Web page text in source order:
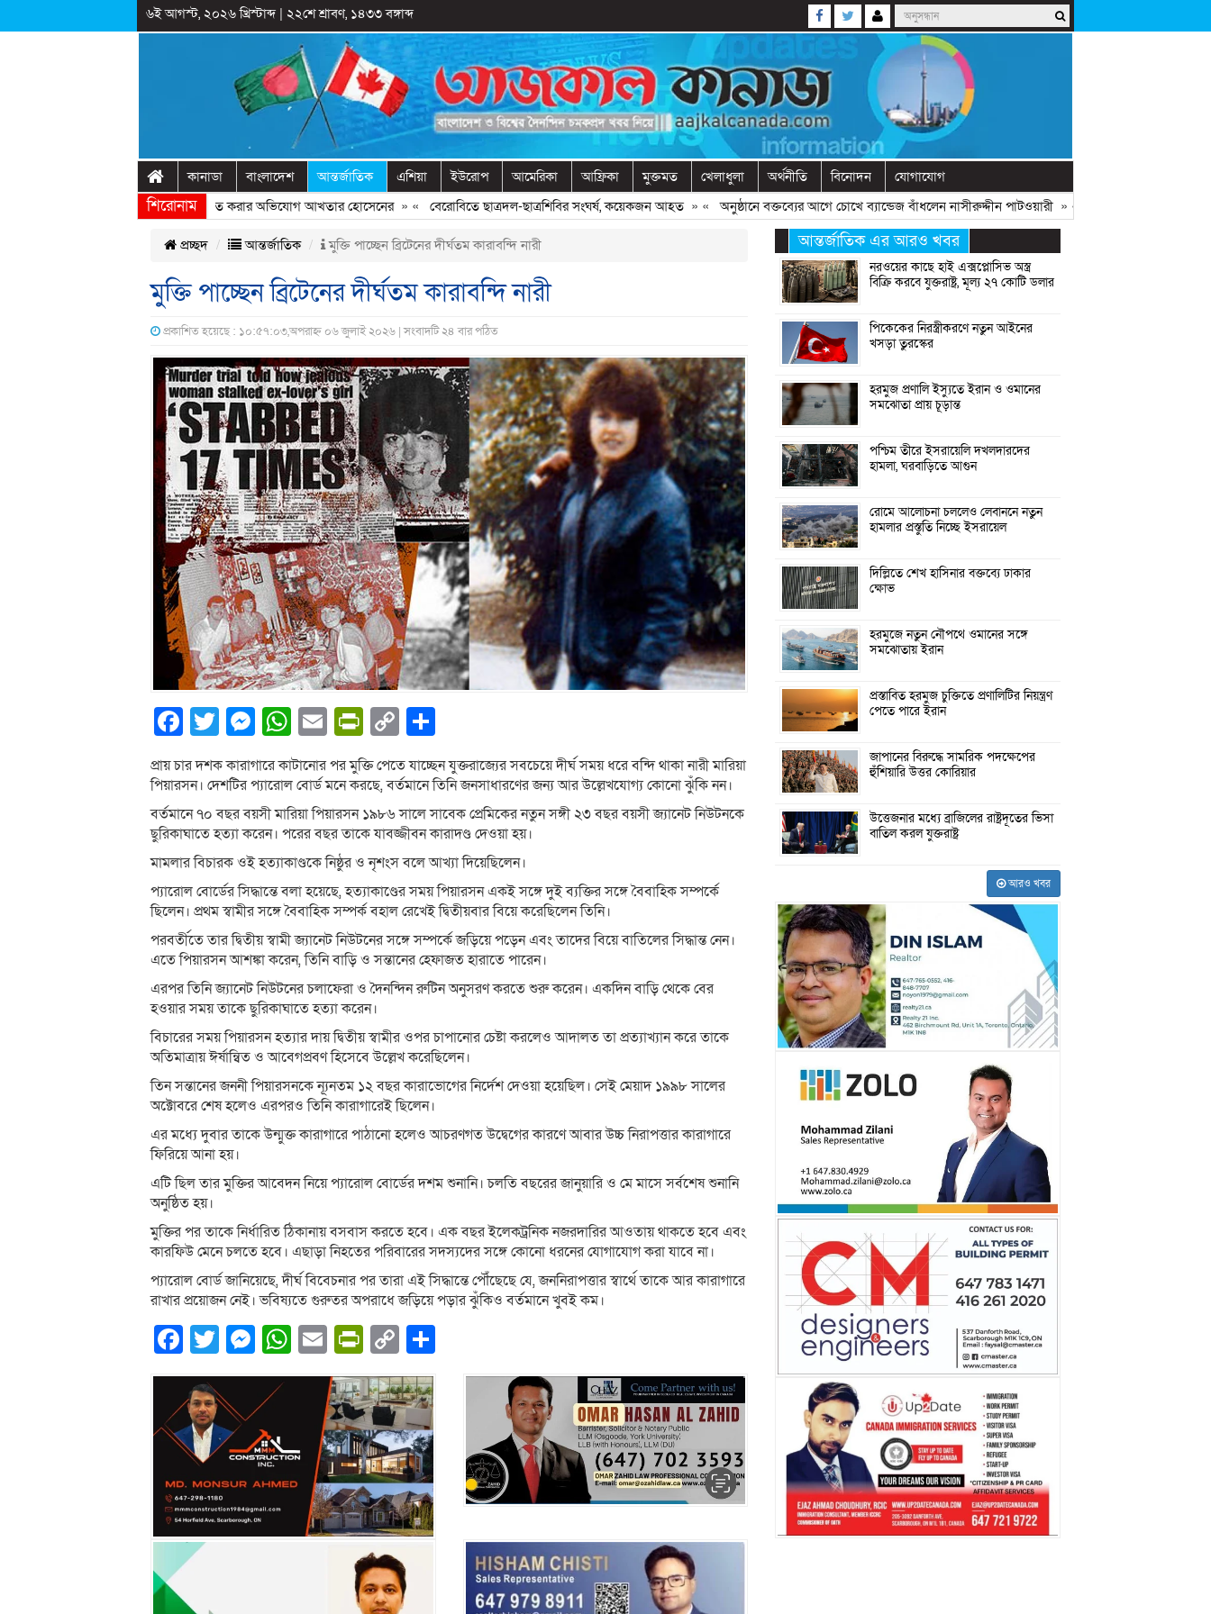
৬ই আগস্ট, ২০২৬ খ্রিস্টাব্দ| ২২শে শ্রাবণ, ১৪৩৩ বঙ্গাব্দ
কানাডা বাংলাদেশ আন্তর্জাতিক এশিয়া ইউরোপ আমেরিকা আফ্রিকা মুক্তমত খেলাধুলা অর্থনীতি বিনোদন যোগাযোগ
শিরোনাম
অনুষ্ঠানের প্রামাণ্যচিত্রে ইতিহাস বিকৃত করার অভিযোগ আখতার হোসেনের» « বেরোবিতে ছাত্রদল-ছাত্রশিবির সংঘর্ষ, কয়েকজন আহত» « অনুষ্ঠানে বক্তব্যের আগে চোখে ব্যান্ডেজ বাঁধলেন নাসীরুদ্দীন পাটওয়ারী» « দেশে নতুন দলের আত্মপ্রকাশ,
প্রচ্ছদ আন্তর্জাতিক মুক্তি পাচ্ছেন ব্রিটেনের দীর্ঘতম কারাবন্দি নারী
মুক্তি পাচ্ছেন ব্রিটেনের দীর্ঘতম কারাবন্দি নারী
প্রকাশিত হয়েছে : ১০:৫৭:০৩,অপরাহ্ন ০৬ জুলাই ২০২৬ | সংবাদটি ২৪ বার পঠিত
Facebook
Twitter
Messenger
WhatsApp
EmailPrintFriendly
Copy
Link
প্রায় চার দশক কারাগারে কাটানোর পর মুক্তি পেতে যাচ্ছেন যুক্তরাজ্যের সবচেয়ে দীর্ঘ সময় ধরে বন্দি থাকা নারী মারিয়া
পিয়ারসন। দেশটির প্যারোল বোর্ড মনে করছে, বর্তমানে তিনি জনসাধারণের জন্য আর উল্লেখযোগ্য কোনো ঝুঁকি নন।
বর্তমানে ৭০ বছর বয়সী মারিয়া পিয়ারসন ১৯৮৬ সালে সাবেক প্রেমিকের নতুন সঙ্গী ২৩ বছর বয়সী জ্যানেট নিউটনকে
ছুরিকাঘাতে হত্যা করেন। পরের বছর তাকে যাবজ্জীবন কারাদণ্ড দেওয়া হয়।
মামলার বিচারক ওই হত্যাকাণ্ডকে নিষ্ঠুর ও নৃশংস বলে আখ্যা দিয়েছিলেন।
প্যারোল বোর্ডের সিদ্ধান্তে বলা হয়েছে, হত্যাকাণ্ডের সময় পিয়ারসন একই সঙ্গে দুই ব্যক্তির সঙ্গে বৈবাহিক সম্পর্কে
ছিলেন। প্রথম স্বামীর সঙ্গে বৈবাহিক সম্পর্ক বহাল রেখেই দ্বিতীয়বার বিয়ে করেছিলেন তিনি।
পরবর্তীতে তার দ্বিতীয় স্বামী জ্যানেট নিউটনের সঙ্গে সম্পর্কে জড়িয়ে পড়েন এবং তাদের বিয়ে বাতিলের সিদ্ধান্ত নেন।
এতে পিয়ারসন আশঙ্কা করেন, তিনি বাড়ি ও সন্তানের হেফাজত হারাতে পারেন।
এরপর তিনি জ্যানেট নিউটনের চলাফেরা ও দৈনন্দিন রুটিন অনুসরণ করতে শুরু করেন। একদিন বাড়ি থেকে বের
হওয়ার সময় তাকে ছুরিকাঘাতে হত্যা করেন।
বিচারের সময় পিয়ারসন হত্যার দায় দ্বিতীয় স্বামীর ওপর চাপানোর চেষ্টা করলেও আদালত তা প্রত্যাখ্যান করে তাকে
অতিমাত্রায় ঈর্ষান্বিত ও আবেগপ্রবণ হিসেবে উল্লেখ করেছিলেন।
তিন সন্তানের জননী পিয়ারসনকে ন্যূনতম ১২ বছর কারাভোগের নির্দেশ দেওয়া হয়েছিল। সেই মেয়াদ ১৯৯৮ সালের
অক্টোবরে শেষ হলেও এরপরও তিনি কারাগারেই ছিলেন।
এর মধ্যে দুবার তাকে উন্মুক্ত কারাগারে পাঠানো হলেও আচরণগত উদ্বেগের কারণে আবার উচ্চ নিরাপত্তার কারাগারে
ফিরিয়ে আনা হয়।
এটি ছিল তার মুক্তির আবেদন নিয়ে প্যারোল বোর্ডের দশম শুনানি। চলতি বছরের জানুয়ারি ও মে মাসে সর্বশেষ শুনানি
অনুষ্ঠিত হয়।
মুক্তির পর তাকে নির্ধারিত ঠিকানায় বসবাস করতে হবে। এক বছর ইলেকট্রনিক নজরদারির আওতায় থাকতে হবে এবং
কারফিউ মেনে চলতে হবে। এছাড়া নিহতের পরিবারের সদস্যদের সঙ্গে কোনো ধরনের যোগাযোগ করা যাবে না।
প্যারোল বোর্ড জানিয়েছে, দীর্ঘ বিবেচনার পর তারা এই সিদ্ধান্তে পৌঁছেছে যে, জননিরাপত্তার স্বার্থে তাকে আর কারাগারে
রাখার প্রয়োজন নেই। ভবিষ্যতে গুরুতর অপরাধে জড়িয়ে পড়ার ঝুঁকিও বর্তমানে খুবই কম।
Facebook
Twitter
Messenger
WhatsApp
EmailPrintFriendly
Copy
Link
আন্তর্জাতিক এর আরও খবর
নরওয়ের কাছে হাই এক্সপ্লোসিভ অস্ত্র
বিক্রি করবে যুক্তরাষ্ট্র, মূল্য ২৭ কোটি ডলার
পিকেকের নিরস্ত্রীকরণে নতুন আইনের
খসড়া তুরস্কের
হরমুজ প্রণালি ইস্যুতে ইরান ও ওমানের
সমঝোতা প্রায় চূড়ান্ত
পশ্চিম তীরে ইসরায়েলি দখলদারদের
হামলা, ঘরবাড়িতে আগুন
রোমে আলোচনা চললেও লেবাননে নতুন
হামলার প্রস্তুতি নিচ্ছে ইসরায়েল
দিল্লিতে শেখ হাসিনার বক্তব্যে ঢাকার
ক্ষোভ
হরমুজে নতুন নৌপথে ওমানের সঙ্গে
সমঝোতায় ইরান
প্রস্তাবিত হরমুজ চুক্তিতে প্রণালিটির নিয়ন্ত্রণ
পেতে পারে ইরান
জাপানের বিরুদ্ধে সামরিক পদক্ষেপের
হুঁশিয়ারি উত্তর কোরিয়ার
উত্তেজনার মধ্যে ব্রাজিলের রাষ্ট্রদূতের ভিসা
বাতিল করল যুক্তরাষ্ট্র
আরও খবর